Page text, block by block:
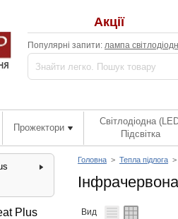
Акції
Популярні запити: лампа
Прожектори
Світлодіодна
Підсвітка
Головна > Тепла підлога >
Вид
Plus